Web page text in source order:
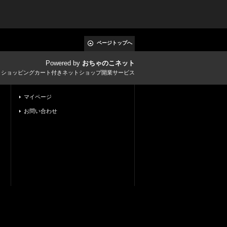
ページトップへ
Powered by おちゃのこネット
ョッピングカート付きネットショップ開業サービス
マイページ
お問い合わせ